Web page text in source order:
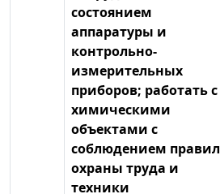
состоянием
аппаратуры и
контрольно-
измерительных
приборов; работать с
химическими
объектами с
соблюдением правил
охраны труда и
техники